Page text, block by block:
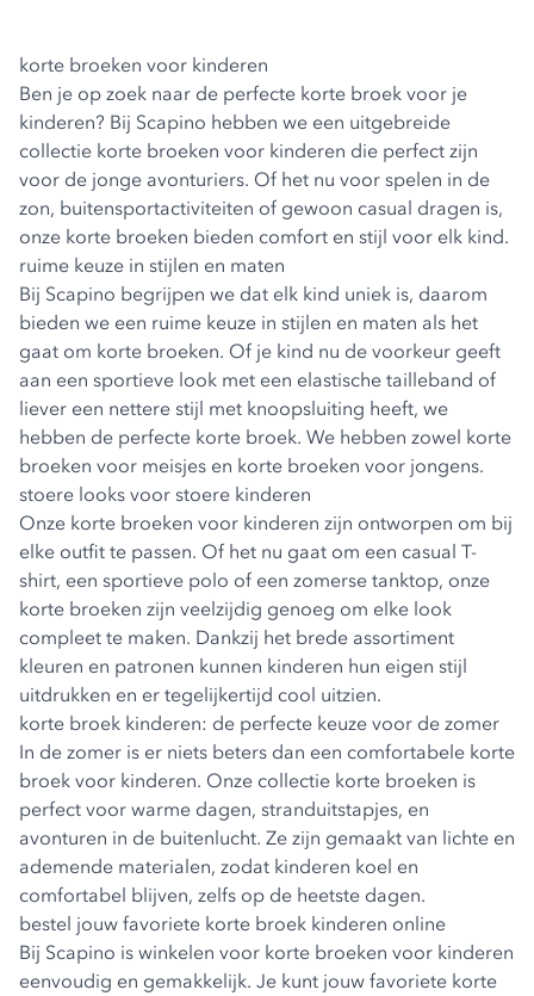
korte broeken voor kinderen
Ben je op zoek naar de perfecte korte broek voor je
kinderen? Bij Scapino hebben we een uitgebreide
collectie korte broeken voor kinderen die perfect zijn
voor de jonge avonturiers. Of het nu voor spelen in de
zon, buitensportactiviteiten of gewoon casual dragen is,
onze korte broeken bieden comfort en stijl voor elk kind.
ruime keuze in stijlen en maten
Bij Scapino begrijpen we dat elk kind uniek is, daarom
bieden we een ruime keuze in stijlen en maten als het
gaat om korte broeken. Of je kind nu de voorkeur geeft
aan een sportieve look met een elastische tailleband of
liever een nettere stijl met knoopsluiting heeft, we
hebben de perfecte korte broek. We hebben zowel korte
broeken voor meisjes en korte broeken voor jongens.
stoere looks voor stoere kinderen
Onze korte broeken voor kinderen zijn ontworpen om bij
elke outfit te passen. Of het nu gaat om een casual T-
shirt, een sportieve polo of een zomerse tanktop, onze
korte broeken zijn veelzijdig genoeg om elke look
compleet te maken. Dankzij het brede assortiment
kleuren en patronen kunnen kinderen hun eigen stijl
uitdrukken en er tegelijkertijd cool uitzien.
korte broek kinderen: de perfecte keuze voor de zomer
In de zomer is er niets beters dan een comfortabele korte
broek voor kinderen. Onze collectie korte broeken is
perfect voor warme dagen, stranduitstapjes, en
avonturen in de buitenlucht. Ze zijn gemaakt van lichte en
ademende materialen, zodat kinderen koel en
comfortabel blijven, zelfs op de heetste dagen.
bestel jouw favoriete korte broek kinderen online
Bij Scapino is winkelen voor korte broeken voor kinderen
eenvoudig en gemakkelijk. Je kunt jouw favoriete korte